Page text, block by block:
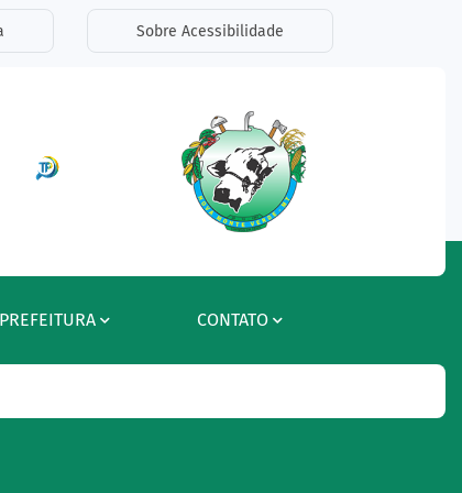
Sobre Acessibilidade
Rede Social Facebook
a Rede Social Instagram
Acessar a Rede Social Radar
PREFEITURA CONTATO